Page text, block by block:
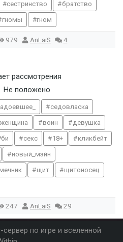
сестринство братство
гномы гном
979 AnLaiS 4
рассмотрения
Не положено
седовласка
женщина воин девушка
би секс 18+ кликбейт
новый_мэйн
мечник щит щитоносец
247 AnLaiS 29
по игре и вселенной